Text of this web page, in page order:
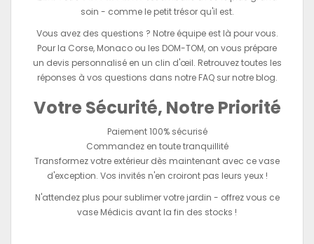
soin - comme le petit trésor qu'il est.
Vous avez des questions ? Notre équipe est là pour vous.
Pour la Corse, Monaco ou les DOM-TOM, on vous prépare
un devis personnalisé en un clin d'œil. Retrouvez toutes les
réponses à vos questions dans notre FAQ sur notre blog.
Votre Sécurité, Notre Priorité
Paiement 100% sécurisé
Commandez en toute tranquillité
Transformez votre extérieur dès maintenant avec ce vase
d'exception. Vos invités n'en croiront pas leurs yeux !
N'attendez plus pour sublimer votre jardin - offrez vous ce
vase Médicis avant la fin des stocks !